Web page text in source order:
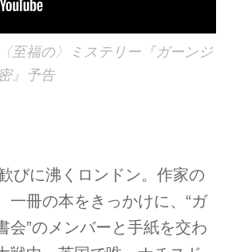
至福の〉ミステリー『ガーンジ
』予告
びに沸くロンドン。作家の
一冊の本をきっかけに、“ガ
会”のメンバーと手紙を交わ